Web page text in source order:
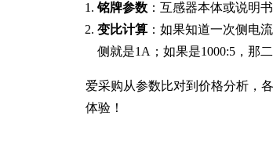
铭牌参数 ：互感器本体或说明
变比计算 ：如果知道一次侧电
侧就是1A；如果是1000:5，那
爱采购从参数比对到价格分析，
体验！